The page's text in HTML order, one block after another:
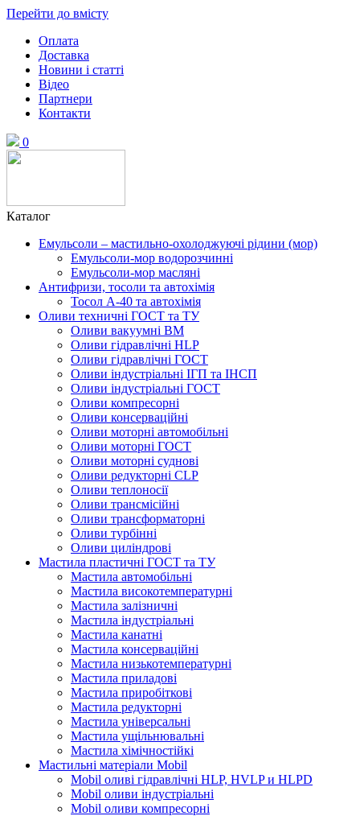
Перейти до вмісту
Оплата
Доставка
Новини і статті
Відео
Партнери
Контакти
0
Каталог
Емульсоли – мастильно-охолоджуючі рідини (мор)
Емульсоли-мор водорозчинні
Емульсоли-мор масляні
Антифризи, тосоли та автохімія
Тосол А-40 та автохімія
Оливи техничні ГОСТ та ТУ
Оливи вакуумні ВМ
Оливи гідравлічні HLP
Оливи гідравлічні ГОСТ
Оливи індустріальні ІГП та ІНСП
Оливи індустріальні ГОСТ
Оливи компресорні
Оливи консерваційні
Оливи моторні автомобільні
Оливи моторні ГОСТ
Оливи моторні суднові
Оливи редукторні CLP
Оливи теплоносії
Оливи трансмісійні
Оливи трансформаторні
Оливи турбінні
Оливи циліндрові
Мастила пластичні ГОСТ та ТУ
Мастила автомобільні
Мастила високотемпературні
Мастила залізничні
Мастила індустріальні
Мастила канатні
Мастила консерваційні
Мастила низькотемпературні
Мастила приладові
Мастила приробіткові
Мастила редукторні
Мастила універсальні
Мастила ущільнювальні
Мастила хімічностійкі
Мастильні матеріали Mobil
Mobil оливі гідравлічні HLP, HVLP и HLPD
Mobil оливи індустріальні
Mobil оливи компресорні